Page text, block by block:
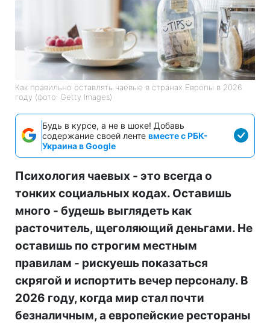
Как правильно оставлять чаевые в странах Европы в 2026
году (фото: Getty Images)
Будь в курсе, а не в шоке! Добавь
содержание своей ленте вместе с РБК-
Украина в Google
Психология чаевых - это всегда о
тонких социальных кодах. Оставишь
много - будешь выглядеть как
расточитель, щеголяющий деньгами. Не
оставишь по строгим местным
правилам - рискуешь показаться
скрягой и испортить вечер персоналу. В
2026 году, когда мир стал почти
безналичным, а европейские рестораны